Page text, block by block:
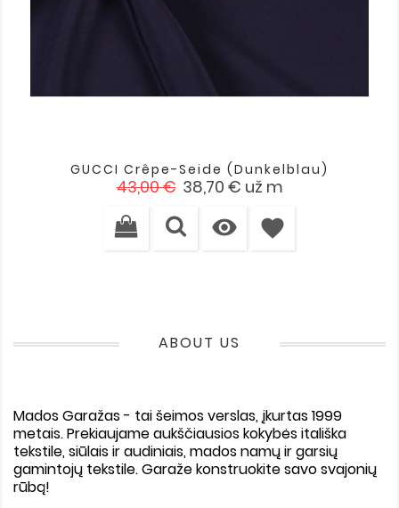
GUCCI Crêpe-Seide (dunkelblau)
Verkaufspreis
43,00 € Preis
38,70 € už m
 favorite
ABOUT US
Mados Garažas - tai šeimos verslas, įkurtas 1999
metais. Prekiaujame aukščiausios kokybės itališka
tekstile, siūlais ir audiniais, mados namų ir garsių
gamintojų tekstile. Garaže konstruokite savo svajonių
rūbą!